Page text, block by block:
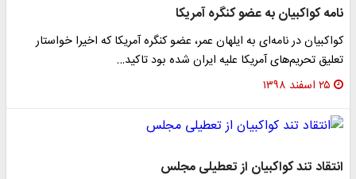
نامه کواکبیان به عضو کنگره آمریکا
کواکبیان در نامه‌ای به ایلهان عمر، عضو کنگره آمریکا که اخیرا خواستار
تعلیق تحریم‌های آمریکا علیه ایران شده بود تاکید…
۲۵ اسفند ۱۳۹۸
انتقاد تند کواکبیان از تعطیلی مجلس